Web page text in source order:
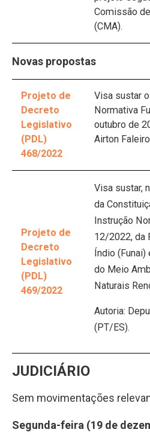
Comissão
(CMA).
Novas propostas
Projeto de
Decreto
Legislativo
(PDL)
468/2022
Visa sustar
Normativa
outubro de
Airton
Projeto de
Decreto
Legislativo
(PDL)
469/2022
Visa sustar,
da
Instrução
12/2022, da
Índio
do Meio
Naturais
Autoria:
(PT/ES).
JUDICIÁRIO
Sem movimentações
Segunda-feira (19 de